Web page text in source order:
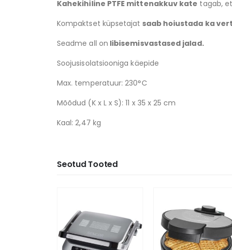
Kahekihiline PTFE mittenakkuv kate tagab,
Kompaktset küpsetajat saab hoiustada ka
Seadme all on libisemisvastased jalad.
Soojusisolatsiooniga käepide
Max. temperatuur: 230°C
Mõõdud (K x L x S): 11 x 35 x 25 cm
Kaal: 2,47 kg
Seotud Tooted